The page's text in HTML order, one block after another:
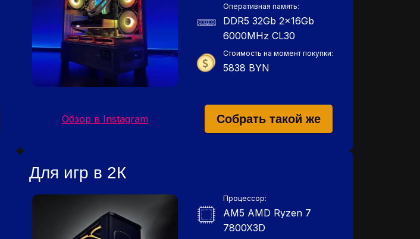
Оперативная память:
DDR5 32Gb 2x16Gb
6000MHz СL30
Стоимость на момент покупки:
5838 BYN
Обзор в Instagram Собрать такой же
Для игр в 2К
Процессор:
AM5 AMD Ryzen 7
7800X3D